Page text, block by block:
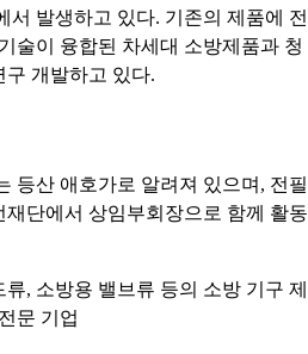
서 발생하고 있다. 기존의 제품에 전
술이 융합된 차세대 소방제품과 청
개발하고 있다.
등산 애호가로 알려져 있으며, 전필
재단에서 상임부회장으로 함께 활동
, 소방용 밸브류 등의 소방 기구 제
문 기업